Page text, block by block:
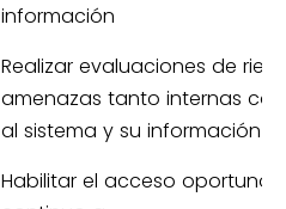
información
Realizar evaluaciones de
amenazas tanto internas
al sistema y su información
Habilitar el acceso oportuno,